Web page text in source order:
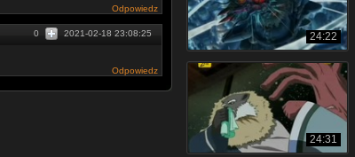
Odpowiedz
2021-02-18 23:08:25
0
Odpowiedz
24:22
24:31